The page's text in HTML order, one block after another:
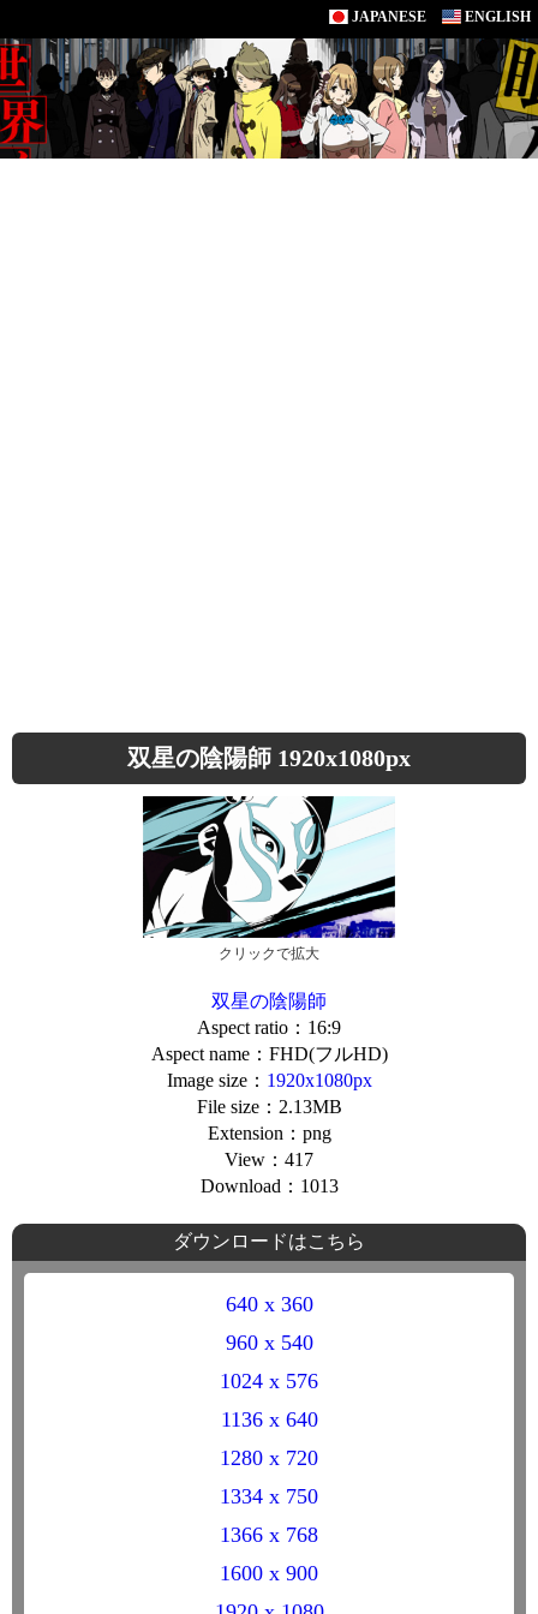
JAPANESE ENGLISH
双星の陰陽師 1920x1080px
クリックで拡大
双星の陰陽師
Aspect ratio：16:9
Aspect name：FHD(フルHD)
Image size： 1920x1080px
File size：2.13MB
Extension：png
View：417
Download：1013
ダウンロードはこちら
640 x 360
960 x 540
1024 x 576
1136 x 640
1280 x 720
1334 x 750
1366 x 768
1600 x 900